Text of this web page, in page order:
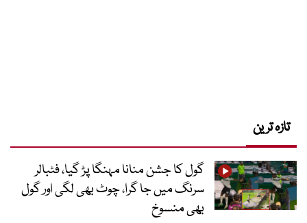
تازہ ترین
گول کا جشن منانا مہنگا پڑ گیا، فٹبالر
سرنگ میں جا گرا، چوٹ بھی لگی اور گول
بھی منسوخ